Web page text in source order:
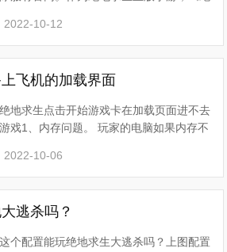
游的大部分大地图，建模和游戏场景，也还
端游的经典风格。
2022-10-12
飞机的加载界面
绝地求生点击开始游戏卡在加载页面进不去
游戏1、内存问题。 玩家的电脑如果内存不
致直接卡死。2、网络问题。 由于游戏是一
需要实时联
2022-10-06
逃杀吗？
这个配置能玩绝地求生大逃杀吗？上图配置